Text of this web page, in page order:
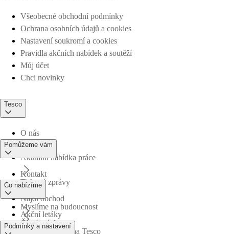
Všeobecné obchodní podmínky
Ochrana osobních údajů a cookies
Nastavení soukromí a cookies
Pravidla akčních nabídek a soutěží
Můj účet
Chci novinky
Tesco
O nás
Aktuální nabídka práce
Tiskové zprávy
Myslíme na budoucnost
Obchodní skupina Tesco
Pomůžeme vám
Kontakt
Najdi obchod
Časté otázky
Co nabízíme
Akční letáky
Podmínky a nastavení